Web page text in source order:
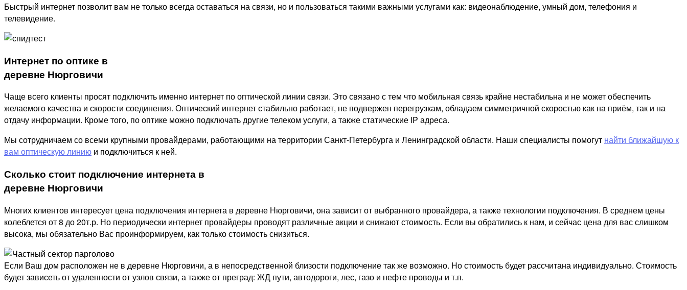
Быстрый интернет позволит вам не только всегда оставаться на связи, но и пользоваться такими важными услугами как: видеонаблюдение, умный дом, телефония и
телевидение.
Интернет по оптике в
деревне Нюрговичи
Чаще всего клиенты просят подключить именно интернет по оптической линии связи. Это связано с тем что мобильная связь крайне нестабильна и не может обеспечить
желаемого качества и скорости соединения. Оптический интернет стабильно работает, не подвержен перегрузкам, обладаем симметричной скоростью как на приём, так и на
отдачу информации. Кроме того, по оптике можно подключать другие телеком услуги, а также статические IP адреса.
Мы сотрудничаем со всеми крупными провайдерами, работающими на территории Санкт-Петербурга и Ленинградской области. Наши специалисты помогут найти ближайшую к
вам оптическую линию и подключиться к ней.
Сколько стоит подключение интернета в
деревне Нюрговичи
Многих клиентов интересует цена подключения интернета в деревне Нюрговичи, она зависит от выбранного провайдера, а также технологии подключения. В среднем цены
колеблется от 8 до 20т.р. Но периодически интернет провайдеры проводят различные акции и снижают стоимость. Если вы обратились к нам, и сейчас цена для вас слишком
высока, мы обязательно Вас проинформируем, как только стоимость снизиться.
Если Ваш дом расположен не в деревне Нюрговичи, а в непосредственной близости подключение так же возможно. Но стоимость будет рассчитана индивидуально. Стоимость
будет зависеть от удаленности от узлов связи, а также от преград: ЖД пути, автодороги, лес, газо и нефте проводы и т.п.